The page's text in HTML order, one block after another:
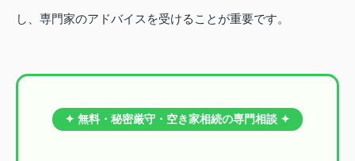
し、専門家のアドバイスを受けることが重要です。
✦ 無料・秘密厳守・空き家相続の専門相談 ✦